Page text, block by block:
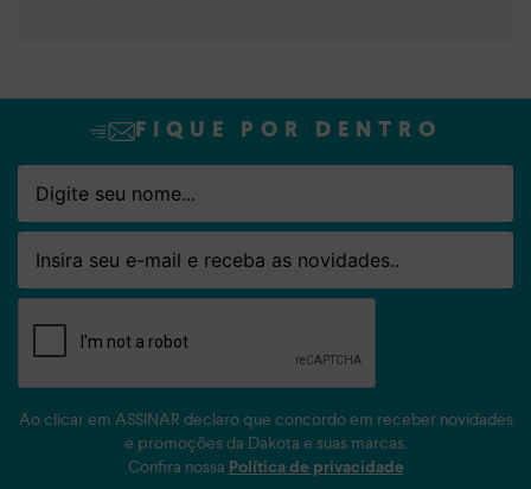
FIQUE POR DENTRO
Nome
Email
Ao clicar em ASSINAR declaro que concordo em receber novidades
e promoções da Dakota e suas marcas.
Confira nossa Política de privacidade